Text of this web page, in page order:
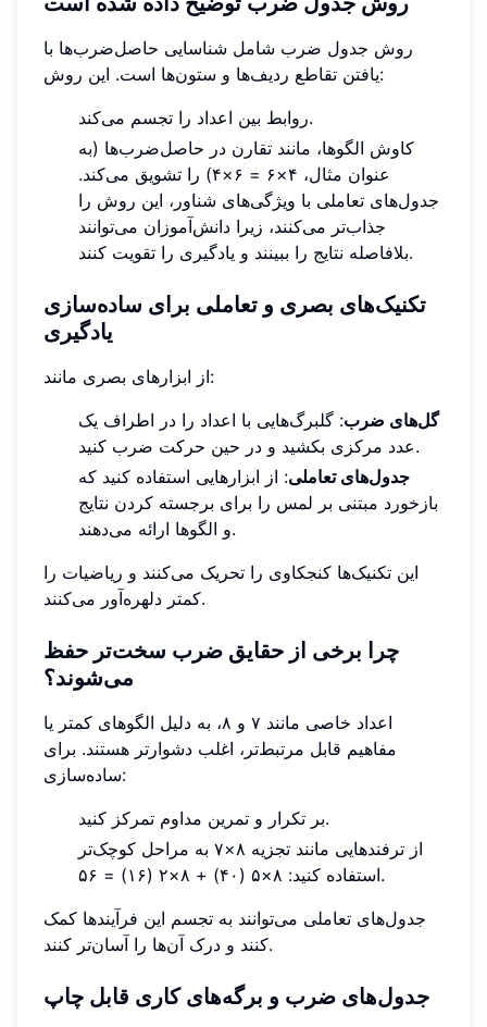
روش جدول ضرب شامل شناسایی حاصل‌ضرب‌ها با
یافتن تقاطع ردیف‌ها و ستون‌ها است. این روش:
روابط بین اعداد را تجسم می‌کند.
کاوش الگوها، مانند تقارن در حاصل‌ضرب‌ها (به
عنوان مثال، ۴×۶ = ۶×۴) را تشویق می‌کند.
جدول‌های تعاملی با ویژگی‌های شناور، این روش را
جذاب‌تر می‌کنند، زیرا دانش‌آموزان می‌توانند
بلافاصله نتایج را ببینند و یادگیری را تقویت کنند.
تکنیک‌های بصری و تعاملی برای ساده‌سازی
یادگیری
از ابزارهای بصری مانند:
گل‌های ضرب: گلبرگ‌هایی با اعداد را در اطراف یک
عدد مرکزی بکشید و در حین حرکت ضرب کنید.
جدول‌های تعاملی: از ابزارهایی استفاده کنید که
بازخورد مبتنی بر لمس را برای برجسته کردن نتایج
و الگوها ارائه می‌دهند.
این تکنیک‌ها کنجکاوی را تحریک می‌کنند و ریاضیات را
کمتر دلهره‌آور می‌کنند.
چرا برخی از حقایق ضرب سخت‌تر حفظ
می‌شوند؟
اعداد خاصی مانند ۷ و ۸، به دلیل الگوهای کمتر یا
مفاهیم قابل مرتبط‌تر، اغلب دشوارتر هستند. برای
ساده‌سازی:
بر تکرار و تمرین مداوم تمرکز کنید.
از ترفندهایی مانند تجزیه ۸×۷ به مراحل کوچک‌تر
استفاده کنید: ۸×۵ (۴۰) + ۸×۲ (۱۶) = ۵۶.
جدول‌های تعاملی می‌توانند به تجسم این فرآیندها کمک
کنند و درک آن‌ها را آسان‌تر کنند.
جدول‌های ضرب و برگه‌های کاری قابل چاپ